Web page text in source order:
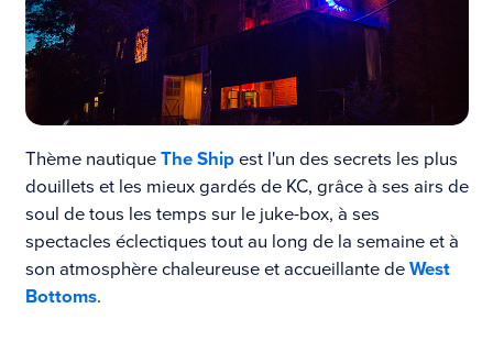
Thème nautiqueThe Shipest l'un des secrets les plus
douillets et les mieux gardés de KC, grâce à ses airs de
soul de tous les temps sur le juke-box, à ses
spectacles éclectiques tout au long de la semaine et à
son atmosphère chaleureuse et accueillante deWest
Bottoms.